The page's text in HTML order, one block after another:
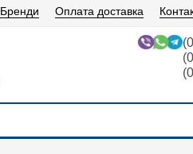
Бренди Оплата доставка